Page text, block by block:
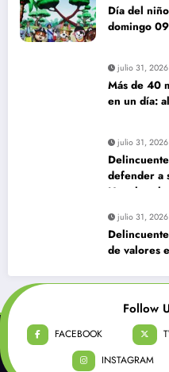
Día del
domingo
julio 31, 2026
Más de 40
en un día:
julio 31, 2026
defender a
Huechuraba
julio 31, 2026
de valores
Follow
FACEBOOK
INSTAGRAM